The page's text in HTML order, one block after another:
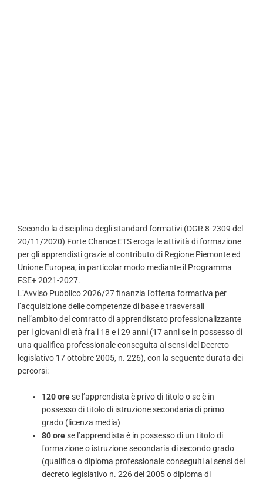
Secondo la disciplina degli standard formativi (DGR 8-2309 del
20/11/2020) Forte Chance ETS eroga le attività di formazione
per gli apprendisti grazie al contributo di Regione Piemonte ed
Unione Europea, in particolar modo mediante il Programma
FSE+ 2021-2027.
L’Avviso Pubblico 2026/27 finanzia l’offerta formativa per
l’acquisizione delle competenze di base e trasversali
nell’ambito del contratto di apprendistato professionalizzante
per i giovani di età fra i 18 e i 29 anni (17 anni se in possesso di
una qualifica professionale conseguita ai sensi del Decreto
legislativo 17 ottobre 2005, n. 226), con la seguente durata dei
percorsi:
120 orese l’apprendista è privo di titolo o se è in
possesso di titolo di istruzione secondaria di primo
grado (licenza media)
80 orese l’apprendista è in possesso di un titolo di
formazione o istruzione secondaria di secondo grado
(qualifica o diploma professionale conseguiti ai sensi del
decreto legislativo n. 226 del 2005 o diploma di